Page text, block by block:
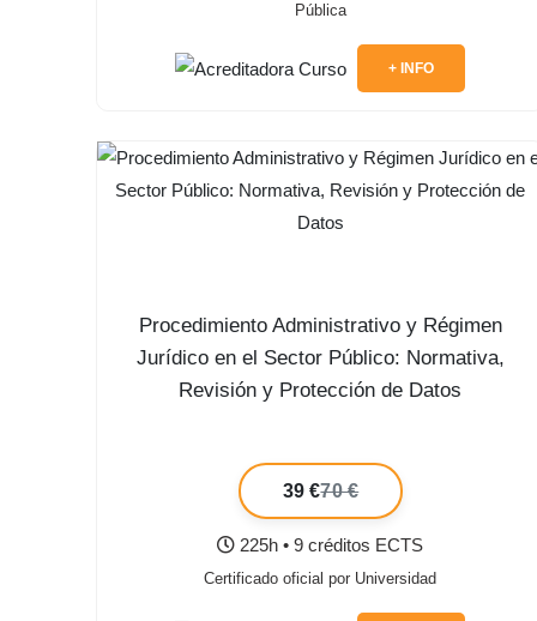
Pública
+ INFO
Procedimiento Administrativo y Régimen
Jurídico en el Sector Público: Normativa,
Revisión y Protección de Datos
39 €70 €
225h • 9 créditos ECTS
Certificado oficial por Universidad